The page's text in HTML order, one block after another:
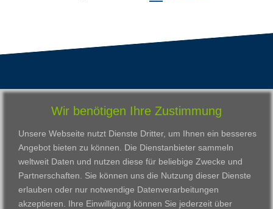
VWAK
Karriere
Kontakt
Download
Impressum
Datenschutzerklärung
Standorte
Darmstadt
Frankfurt am Main
Gießen
Kassel
Wiesbaden
Fortbildungszentrum
Bildungsangebot
Ausbildung
Zertifikatslehrgänge
Fortbildung
Wir benötigen Ihre Zustimmung
Unsere Webseite nutzt Dienste Dritter, um Ihnen ein besseres
Angebot bieten zu können. Die Dienstanbieter sammeln
weltweit Daten und nutzen diese für beliebige Zwecke und
Partnerschaften. Sie können uns die Nutzung dieser Dienste
erlauben oder nur notwendige Datenverarbeitungen
akzeptieren. Ihre Einwilligung können Sie jederzeit über